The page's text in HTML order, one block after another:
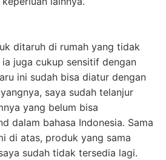
ditaruh di rumah yang tidak
juga cukup sensitif dengan
ini sudah bisa diatur dengan
saya sudah telanjur
yang belum bisa
dalam bahasa Indonesia. Sama
di atas, produk yang sama
sudah tidak tersedia lagi.